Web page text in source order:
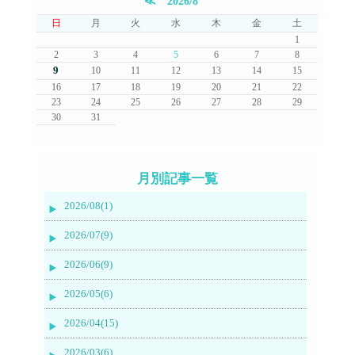
日 月 火 水 木 金
土
1
2
3 4 5 6 7 8
9 10 11 12 13 14
15
16
17 18 19 20 21
22
23
24 25 26 27 28
29
30
31
月別記事一覧
2026/08(1)
2026/07(9)
2026/06(9)
2026/05(6)
2026/04(15)
2026/03(6)